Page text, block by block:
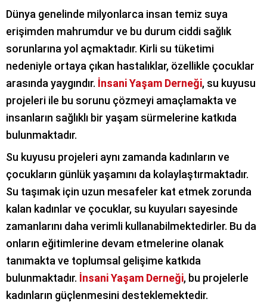
Dünya genelinde milyonlarca insan temiz suya
erişimden mahrumdur ve bu durum ciddi sağlık
sorunlarına yol açmaktadır. Kirli su tüketimi
nedeniyle ortaya çıkan hastalıklar, özellikle çocuklar
arasında yaygındır. İnsani Yaşam Derneği, su kuyusu
projeleri ile bu sorunu çözmeyi amaçlamakta ve
insanların sağlıklı bir yaşam sürmelerine katkıda
bulunmaktadır.
Su kuyusu projeleri aynı zamanda kadınların ve
çocukların günlük yaşamını da kolaylaştırmaktadır.
Su taşımak için uzun mesafeler kat etmek zorunda
kalan kadınlar ve çocuklar, su kuyuları sayesinde
zamanlarını daha verimli kullanabilmektedirler. Bu da
onların eğitimlerine devam etmelerine olanak
tanımakta ve toplumsal gelişime katkıda
bulunmaktadır. İnsani Yaşam Derneği, bu projelerle
kadınların güçlenmesini desteklemektedir.